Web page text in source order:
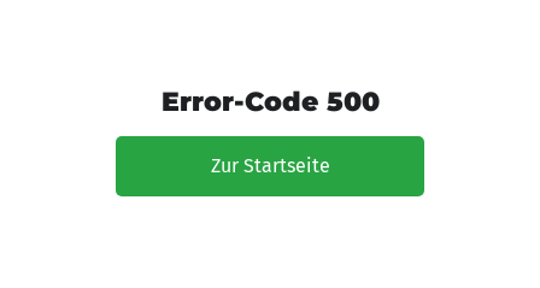
Error-Code 500
Zur Startseite